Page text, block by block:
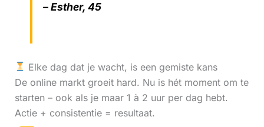
– Esther, 45
Elke dag dat je wacht, is een gemiste kans
De online markt groeit hard. Nu is hét moment om te
starten – ook als je maar 1 à 2 uur per dag hebt.
Actie + consistentie = resultaat.